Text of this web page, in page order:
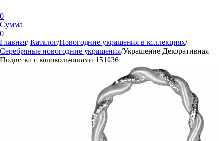
0
Сумма
0
Главная/ Каталог/Новогодние украшения в коллекциях/
Серебряные новогодние украшения/Украшение Декоративная
Подвеска с колокольчиками 151036